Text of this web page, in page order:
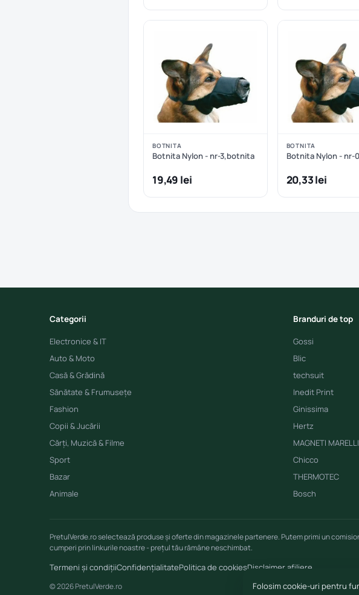
BOTNITA
Botnita Nylon - nr-3,botnita
19,49 lei
BOTNITA
Botnita Nylon - nr-
20,33 lei
Categorii
Electronice & IT
Auto & Moto
Casă & Grădină
Sănătate & Frumusețe
Fashion
Copii & Jucării
Cărți, Muzică & Filme
Sport
Bazar
Animale
Branduri de top
Gossi
Blic
techsuit
Inedit Print
Ginissima
Hertz
MAGNETI MARELLI
Chicco
THERMOTEC
Bosch
PretulVerde.ro selectează produse și oferte din magazinele partenere. Putem primi un
cumperi prin linkurile noastre - prețul tău rămâne neschimbat.
Termeni și condițiiConfidențialitatePolitica de cookiesDisclaimer afiliere
© 2026 PretulVerde.ro Folosim cookie-uri pentru